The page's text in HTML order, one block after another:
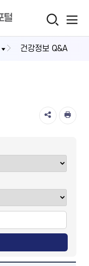
건강정보 Q&A